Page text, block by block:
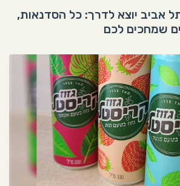
אביב יוצא לדרך: כל הסדנאות,
שמחכים לכם